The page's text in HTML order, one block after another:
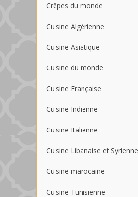
Crêpes du monde
Cuisine Algérienne
Cuisine Asiatique
Cuisine du monde
Cuisine Française
Cuisine Indienne
Cuisine Italienne
Cuisine Libanaise et Syrienne
Cuisine marocaine
Cuisine Tunisienne